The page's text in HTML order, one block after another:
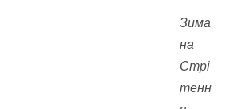
Зима
на
Стрі
тенн